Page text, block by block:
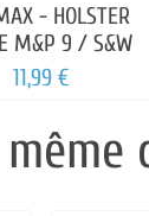
- HOLSTER
M&P 9 / S&W
11,99 €